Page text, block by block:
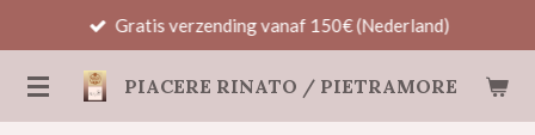
naar
de
PIACERE RINATO / PIETRAMORE
Gratis verzending vanaf 150€ (Nederland)